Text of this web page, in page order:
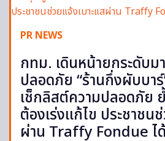
PR NEWS
กทม. เดินหน้ายกระดับม
ปลอดภัย “ร้านกึ่งผับบา
เช็กลิสต์ความปลอดภัย
ต้องเร่งแก้ไข ประชาชน
ผ่าน Traffy Fondue ไ